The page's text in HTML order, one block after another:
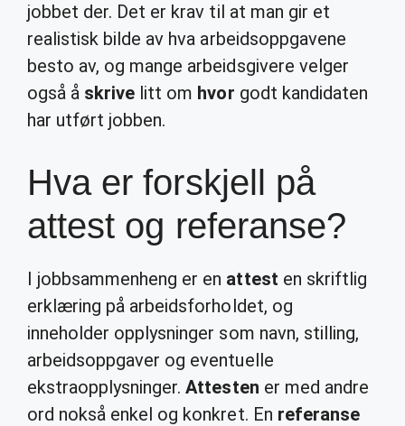
jobbet der. Det er krav til at man gir et
realistisk bilde av hva arbeidsoppgavene
besto av, og mange arbeidsgivere velger
også å skrive litt om hvor godt kandidaten
har utført jobben.
Hva er forskjell på
attest og referanse?
I jobbsammenheng er en attest en skriftlig
erklæring på arbeidsforholdet, og
inneholder opplysninger som navn, stilling,
arbeidsoppgaver og eventuelle
ekstraopplysninger.Attesten er med andre
ord nokså enkel og konkret. En referanse